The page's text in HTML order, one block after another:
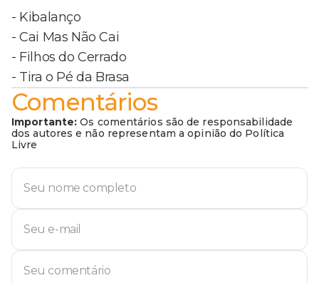
- Kibalanço
- Cai Mas Não Cai
- Filhos do Cerrado
- Tira o Pé da Brasa
Comentários
Importante: Os comentários são de responsabilidade
dos autores e não representam a opinião do Política
Livre